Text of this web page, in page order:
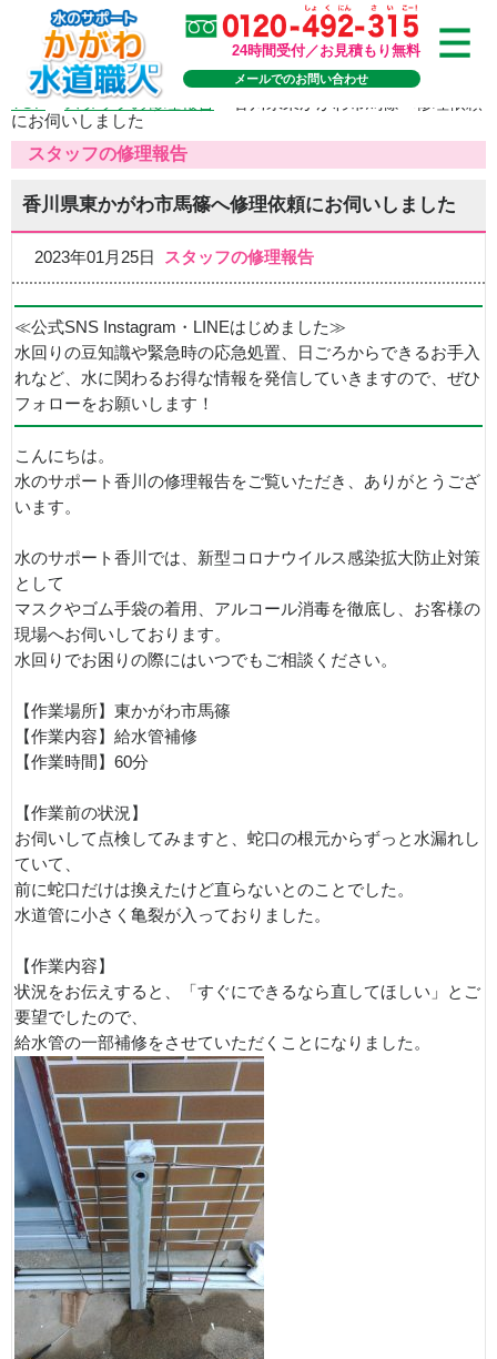
24時間受付／お見積もり無料
メールでのお問い合わせ
TOP>スタッフの修理報告
にお伺いしました
スタッフの修理報告
香川県東かがわ市馬篠へ修理依頼にお伺いしました
2023年01月25日 スタッフの修理報告
≪公式SNS Instagram・LINEはじめました≫
水回りの豆知識や緊急時の応急処置、日ごろからできるお手入
れなど、水に関わるお得な情報を発信していきますので、ぜひ
フォローをお願いします！
こんにちは。
水のサポート香川の修理報告をご覧いただき、ありがとうござ
います。
水のサポート香川では、新型コロナウイルス感染拡大防止対策
として
マスクやゴム手袋の着用、アルコール消毒を徹底し、お客様の
現場へお伺いしております。
水回りでお困りの際にはいつでもご相談ください。
【作業場所】東かがわ市馬篠
【作業内容】給水管補修
【作業時間】60分
【作業前の状況】
お伺いして点検してみますと、蛇口の根元からずっと水漏れし
ていて、
前に蛇口だけは換えたけど直らないとのことでした。
水道管に小さく亀裂が入っておりました。
【作業内容】
状況をお伝えすると、「すぐにできるなら直してほしい」とご
要望でしたので、
給水管の一部補修をさせていただくことになりました。